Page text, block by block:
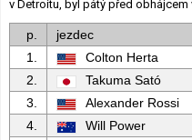
v Detroitu, byl pátý před
p. jezdec
1.
Colton Herta
2.
Takuma Sató
3.
Alexander Rossi
4.
Will Power